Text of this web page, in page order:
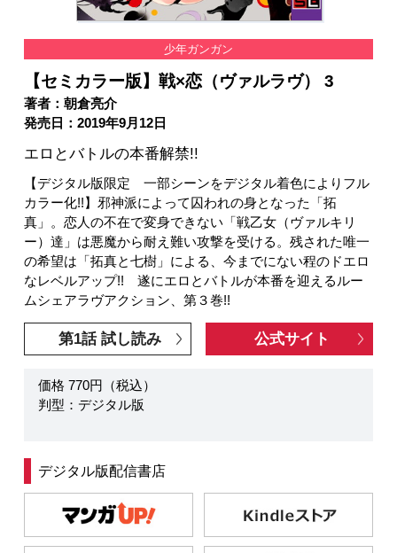
少年ガンガン
【セミカラー版】戦×恋（ヴァルラヴ） 3
著者：朝倉亮介
発売日：2019年9月12日
エロとバトルの本番解禁!!
【デジタル版限定 一部シーンをデジタル着色によりフル
カラー化!!】邪神派によって囚われの身となった「拓
真」。恋人の不在で変身できない「戦乙女（ヴァルキリ
ー）達」は悪魔から耐え難い攻撃を受ける。残された唯一
の希望は「拓真と七樹」による、今までにない程のドエロ
なレベルアップ!! 遂にエロとバトルが本番を迎えるルー
ムシェアラヴアクション、第３巻!!
第1話 試し読み 公式サイト
価格 770円（税込）
判型：デジタル版
デジタル版配信書店